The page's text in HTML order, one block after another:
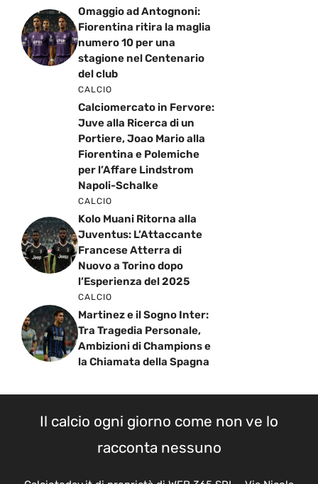
Omaggio ad Antognoni:
Fiorentina ritira la maglia
numero 10 per una
stagione nel Centenario
del club
CALCIO
Calciomercato in Fervore:
Juve alla Ricerca di un
Portiere, Joao Mario alla
Fiorentina e Polemiche
per l’Affare Lindstrom
Napoli-Schalke
CALCIO
Kolo Muani Ritorna alla
Juventus: L’Attaccante
Francese Atterra di
Nuovo a Torino dopo
l’Esperienza del 2025
CALCIO
Martinez e il Sogno Inter:
Tra Tragedia Personale,
Ambizioni di Champions e
la Chiamata della Spagna
Il calcio ogni giorno come non ve lo
racconta nessuno